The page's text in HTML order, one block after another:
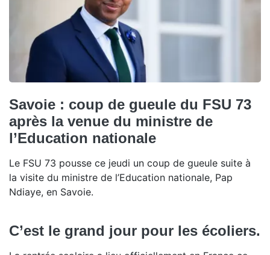
Savoie : coup de gueule du FSU 73
après la venue du ministre de
l’Education nationale
Le FSU 73 pousse ce jeudi un coup de gueule suite à
la visite du ministre de l’Education nationale, Pap
Ndiaye, en Savoie.
C’est le grand jour pour les écoliers.